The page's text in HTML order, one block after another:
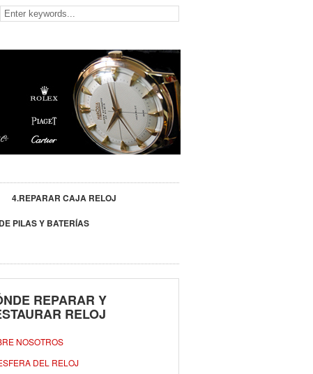
4.REPARAR CAJA RELOJ
PILAS Y BATERÍAS
REPARAR Y
RELOJ
NOSOTROS
DEL RELOJ